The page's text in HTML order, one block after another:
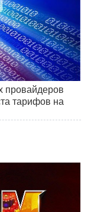
провайдеров
тарифов на